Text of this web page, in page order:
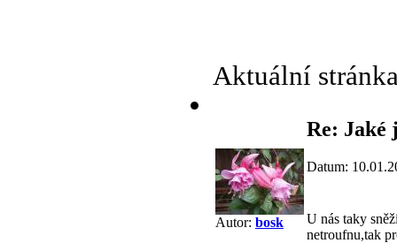
Aktuální
Autor: bosk
Re: Jaké
Datum:
U nás taky
netroufnu,tak